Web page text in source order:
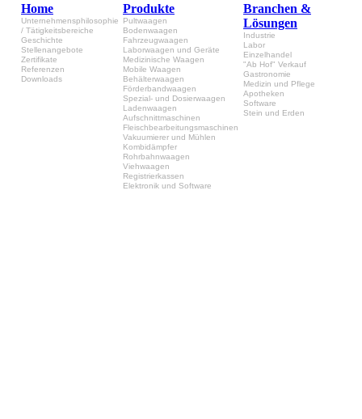
Home
Unternehmensphilosophie
/ Tätigkeitsbereiche
Geschichte
Stellenangebote
Zertifikate
Referenzen
Downloads
Produkte
Pultwaagen
Bodenwaagen
Fahrzeugwaagen
Laborwaagen und Geräte
Medizinische Waagen
Mobile Waagen
Behälterwaagen
Förderbandwaagen
Spezial- und Dosierwaagen
Ladenwaagen
Aufschnittmaschinen
Fleischbearbeitungsmaschinen
Vakuumierer und Mühlen
Kombidämpfer
Rohrbahnwaagen
Viehwaagen
Registrierkassen
Elektronik und Software
Branchen &
Lösungen
Industrie
Labor
Einzelhandel
"Ab Hof" Verkauf
Gastronomie
Medizin und Pflege
Apotheken
Software
Stein und Erden